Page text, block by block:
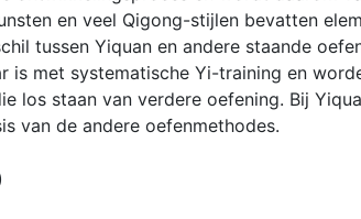
en veel Qigong-stijlen bevatten
tussen Yiquan en andere staande
is met systematische Yi-training en
los staan ​​van verdere oefening. Bij
van de andere oefenmethodes.